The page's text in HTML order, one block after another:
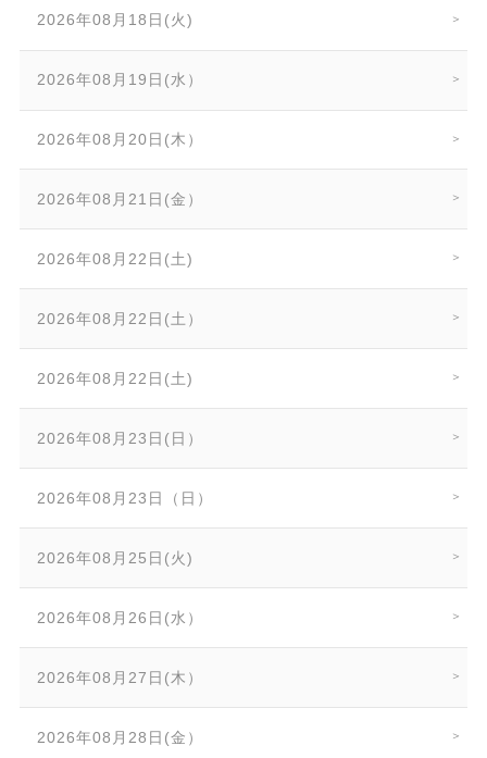
2026年08月18日(火)
2026年08月19日(水）
2026年08月20日(木）
2026年08月21日(金）
2026年08月22日(土)
2026年08月22日(土）
2026年08月22日(土)
2026年08月23日(日）
2026年08月23日（日）
2026年08月25日(火)
2026年08月26日(水）
2026年08月27日(木）
2026年08月28日(金）